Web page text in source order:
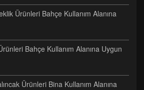
Ürünleri Bahçe Kullanım Alanına
Bahçe Kullanım Alanına Uygun
Ürünleri Bina Kullanım Alanına